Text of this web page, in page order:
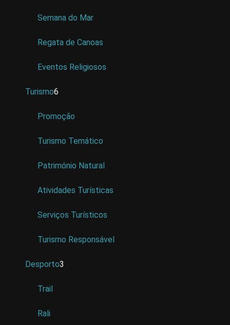
Semana do Mar
Regata de Canoas
Eventos Religiosos
Turismo6
Promoção
Turismo Temático
Património Natural
Atividades Turísticas
Serviços Turísticos
Turismo Responsável
Desporto3
Trail
Rali